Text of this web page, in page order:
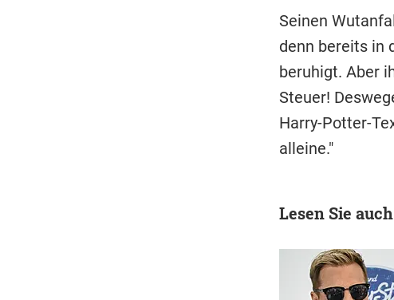
Seinen
denn bereits in
beruhigt. Aber
Steuer!
Harry-Potter-
alleine."
Lesen Sie auch